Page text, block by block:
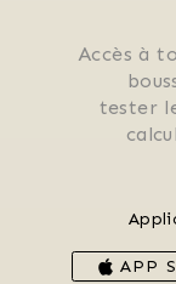
Accès à
tester
APP